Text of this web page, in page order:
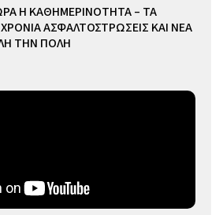
Η ΚΑΘΗΜΕΡΙΝΟΤΗΤΑ – ΤΑ
ΑΣΦΑΛΤΟΣΤΡΩΣΕΙΣ ΚΑΙ ΝΕΑ
ΤΗΝ ΠΟΛΗ